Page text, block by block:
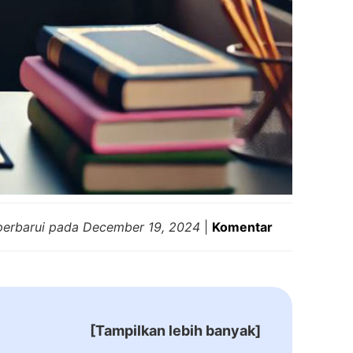
pada December 19, 2024 Komentar
[Tampilkan lebih banyak]